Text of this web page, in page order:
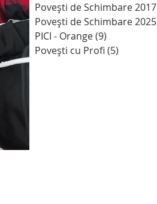
Povești de Schimbare 2017
Povești de Schimbare 2025
PICI - Orange(9)
Povești cu Profi (5)